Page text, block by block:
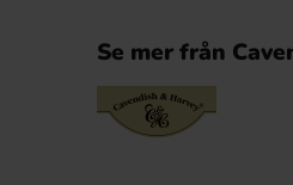
Se mer från